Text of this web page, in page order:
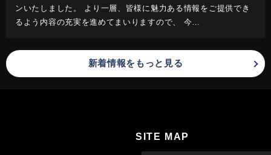
ンいたしました。 より一層、皆様に魅力ある情報をご提供でき
るよう内容の充実を進めてまいりますので、 今…
新着情報をもっと見る
SITE MAP